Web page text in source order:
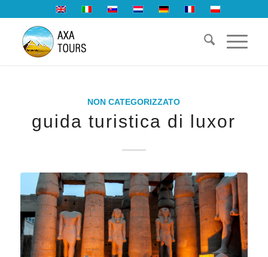
NON CATEGORIZZATO
guida turistica di luxor